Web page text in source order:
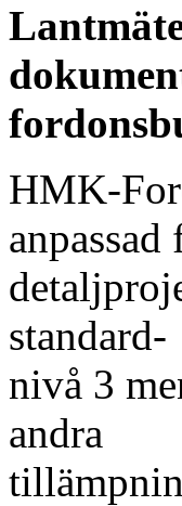
HMK-
anpassad
standard-
nivå 3
andra